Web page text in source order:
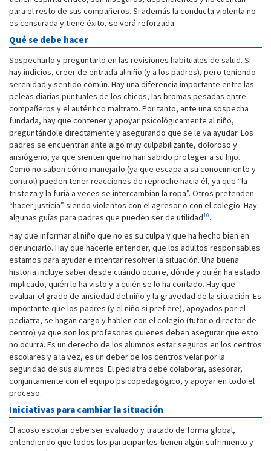
para el resto de sus compañeros. Si además la conducta violenta no
es censurada y tiene éxito, se verá reforzada.
Qué se debe hacer
Sospecharlo y preguntarlo en las revisiones habituales de salud. Si
hay indicios, creer de entrada al niño (y a los padres), pero teniendo
serenidad y sentido común. Hay una diferencia importante entre las
peleas diarias puntuales de los chicos, las bromas pesadas entre
compañeros y el auténtico maltrato. Por tanto, ante una sospecha
fundada, hay que contener y apoyar psicológicamente al niño,
preguntándole directamente y asegurando que se le va ayudar. Los
padres se encuentran ante algo muy culpabilizante, doloroso y
ansiógeno, ya que sienten que no han sabido proteger a su hijo.
Como no saben cómo manejarlo (ya que escapa a su conocimiento y
control) pueden tener reacciones de reproche hacia él, ya que “la
tristeza y la furia a veces se intercambian la ropa”. Otros pretenden
“hacer justicia” siendo violentos con el agresor o con el colegio. Hay
algunas guías para padres que pueden ser de utilidad10.
Hay que informar al niño que no es su culpa y que ha hecho bien en
denunciarlo. Hay que hacerle entender, que los adultos responsables
estamos para ayudar e intentar resolver la situación. Una buena
historia incluye saber desde cuándo ocurre, dónde y quién ha estado
implicado, quién lo ha visto y a quién se lo ha contado. Hay que
evaluar el grado de ansiedad del niño y la gravedad de la situación. Es
importante que los padres (y el niño si prefiere), apoyados por el
pediatra, se hagan cargo y hablen con el colegio (tutor o director de
centro) ya que son los profesores quienes deben asegurar que esto
no ocurra. Es un derecho de los alumnos estar seguros en los centros
escolares y a la vez, es un deber de los centros velar por la
seguridad de sus alumnos. El pediatra debe colaborar, asesorar,
conjuntamente con el equipo psicopedagógico, y apoyar en todo el
proceso.
Iniciativas para cambiar la situación
El acoso escolar debe ser evaluado y tratado de forma global,
entendiendo que todos los participantes tienen algún sufrimiento y